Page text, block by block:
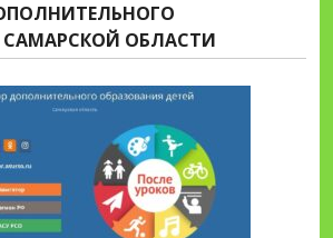
ОБЛАСТИ